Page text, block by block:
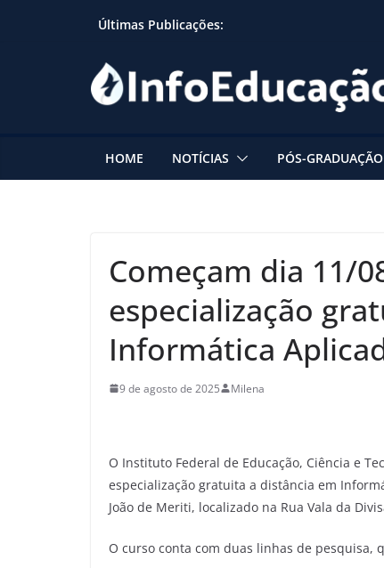
Últimas Publicações:
HOME NOTÍCIAS PÓS-GRADUAÇÃO
Começam dia 11/
especialização
Informática
9 de agosto de 2025 Milena
O Instituto Federal de Educação, Ciência e
especialização gratuita a distância em
João de Meriti, localizado na Rua Vala da
O curso conta com duas linhas de pesquisa,